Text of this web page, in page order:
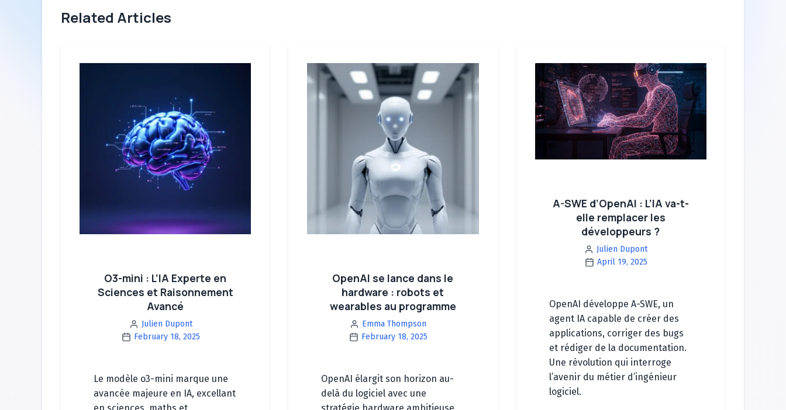
Related Articles
O3-mini : L’IA Experte en
Sciences et Raisonnement
Avancé
Julien Dupont
February 18, 2025
Le modèle o3-mini marque une
avancée majeure en IA, excellant
OpenAI se lance dans le
hardware : robots et
wearables au programme
Emma Thompson
February 18, 2025
OpenAI élargit son horizon au-
delà du logiciel avec une
A-SWE d’OpenAI : L’IA va-t-
elle remplacer les
développeurs ?
Julien Dupont
April 19, 2025
OpenAI développe A-SWE, un
agent IA capable de créer des
applications, corriger des bugs
et rédiger de la documentation.
Une révolution qui interroge
l’avenir du métier d’ingénieur
logiciel.